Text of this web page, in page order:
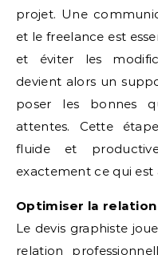
projet. Une
et le freelance est
et éviter les
devient alors un
poser les bonnes
attentes. Cette
fluide et
exactement ce qui est
Optimiser la
Le devis graphiste
relation